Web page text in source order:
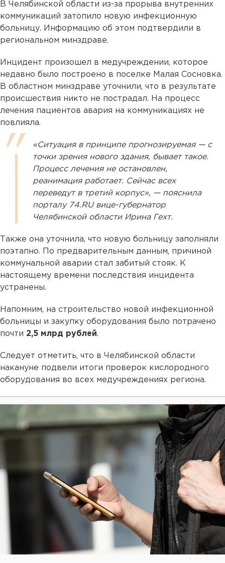
В Челябинской области из-за прорыва внутренних
коммуникаций затопило новую инфекционную
больницу. Информацию об этом подтвердили в
региональном минздраве.
Инцидент произошел в медучреждении, которое
недавно было построено в поселке Малая Сосновка.
В областном минздраве уточнили, что в результате
происшествия никто не пострадал. На процесс
лечения пациентов авария на коммуникациях не
повлияла.
«Ситуация в принципе прогнозируемая — с
точки зрения нового здания, бывает такое.
Процесс лечения не остановлен,
реанимация работает. Сейчас всех
переведут в третий корпус», — пояснила
порталу 74.RU вице-губернатор
Челябинской области Ирина Гехт.
Также она уточнила, что новую больницу заполняли
поэтапно. По предварительным данным, причиной
коммунальной аварии стал забитый стояк. К
настоящему времени последствия инцидента
устранены.
Напомним, на строительство новой инфекционной
больницы и закупку оборудования было потрачено
почти 2,5 млрд рублей.
Следует отметить, что в Челябинской области
накануне подвели итоги проверок кислородного
оборудования во всех медучреждениях региона.